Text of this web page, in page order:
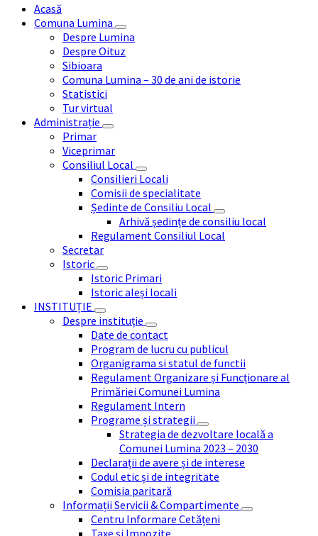
Acasă
Comuna Lumina
Despre Lumina
Despre Oituz
Sibioara
Comuna Lumina – 30 de ani de istorie
Statistici
Tur virtual
Administrație
Primar
Viceprimar
Consiliul Local
Consilieri Locali
Comisii de specialitate
Ședinte de Consiliu Local
Arhivă ședințe de consiliu local
Regulament Consiliul Local
Secretar
Istoric
Istoric Primari
Istoric aleși locali
INSTITUȚIE
Despre instituție
Date de contact
Program de lucru cu publicul
Organigrama si statul de functii
Regulament Organizare și Funcționare al
Primăriei Comunei Lumina
Regulament Intern
Programe și strategii
Strategia de dezvoltare locală a
Comunei Lumina 2023 – 2030
Declarații de avere și de interese
Codul etic și de integritate
Comisia paritară
Informații Servicii & Compartimente
Centru Informare Cetățeni
Taxe și Impozite